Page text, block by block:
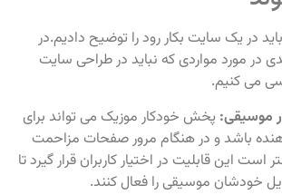
باید در یک سایت بکار رود را توضیح دادیم.در
در مورد مواردی که نباید در طراحی سایت
می‌ کنیم.
موسیقی: پخش خودکار موزیک می‌ تواند برای
دهنده باشد و در هنگام مرور صفحات مزاحمت
است این قابلیت در اختیار کاربران قرار گیرد تا
خودشان موسیقی را فعال کنند.